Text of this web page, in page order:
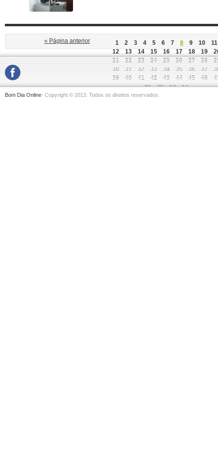
« Página anterior 1 2 3 4 5 6 7 8 9 10
11
12
13 14 15 16 17 18 19
21
22 23 24 25 26 27 28
30
31 32 33 34 35 36 37
39
40 41 42 43 44 45 46
48
49 50 51
Bom Dia Online- Copyright © 2013. Todos os direitos reservados.